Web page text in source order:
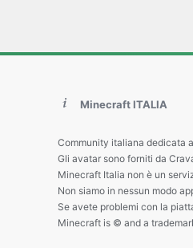
Minecraft ITALIA
Community italiana dedicata a
Gli avatar sono forniti da
Minecraft Italia non è un
Non siamo in nessun modo
Se avete problemi con la
Minecraft is © and a